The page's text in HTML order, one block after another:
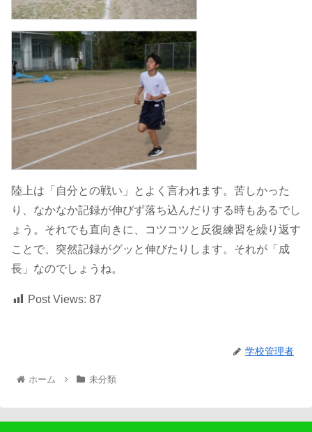
陸上は「自分との戦い」とよく言われます。苦しかった
り、なかなか記録が伸びず落ち込んだりする時もあるでし
ょう。それでも直向きに、コツコツと反復練習を繰り返す
ことで、突然記録がグッと伸びたりします。それが「成
長」なのでしょうね。
Post Views: 87
学校管理者
ホーム 未分類